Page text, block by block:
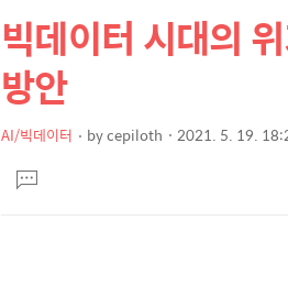
상
컨
텐
본
문
제
목
빅데이터 시대의
방안
AI/빅데이터 bycepiloth 2021. 5. 19.
문댓
글